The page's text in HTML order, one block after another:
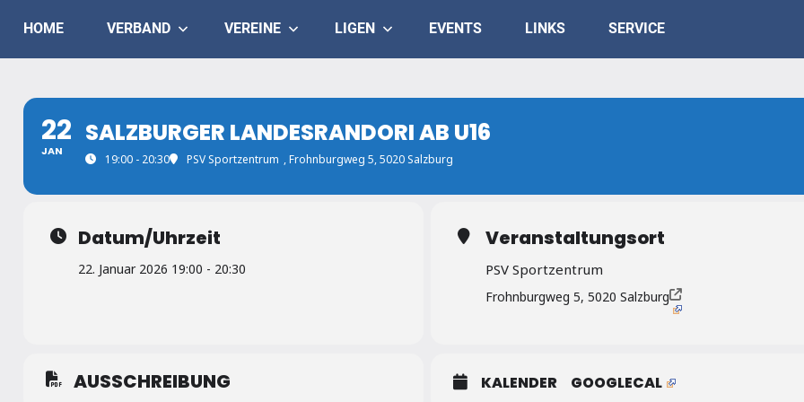
content
Judo
Salzburg
HOME VERBAND VEREINE LIGEN EVENTS LINKS SERVICE
22
JAN
SALZBURGER LANDESRANDORI AB U16
19:00 - 20:30 PSV Sportzentrum , Frohnburgweg 5, 5020 Salzburg
Datum/Uhrzeit
22. Januar 2026 19:00 - 20:30
Veranstaltungsort
PSV Sportzentrum
Frohnburgweg 5, 5020 Salzburg
AUSSCHREIBUNG KALENDER GOOGLECAL